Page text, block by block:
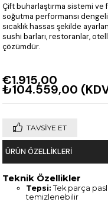
Çift buharlaştırma sistemi ve
soğutma performansı
sıcaklık hassas şekilde
sushi barları, restoranlar,
çözümdür.
€1.915,00
₺104.559,00
TAVSIYE ET
ÜRÜN ÖZELLIKLERI
Teknik Özellikler
Tepsi: Tek parça
temizlenebilir